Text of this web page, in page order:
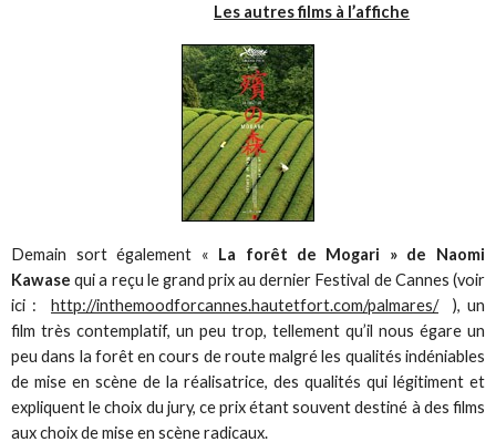
Les autres films à l’affiche
Demain sort également « La forêt de Mogari » de Naomi
Kawase qui a reçu le grand prix au dernier Festival de Cannes (voir
ici : http://inthemoodforcannes.hautetfort.com/palmares/), un
film très contemplatif, un peu trop, tellement qu’il nous égare un
peu dans la forêt en cours de route malgré les qualités indéniables
de mise en scène de la réalisatrice, des qualités qui légitiment et
expliquent le choix du jury, ce prix étant souvent destiné à des films
aux choix de mise en scène radicaux.